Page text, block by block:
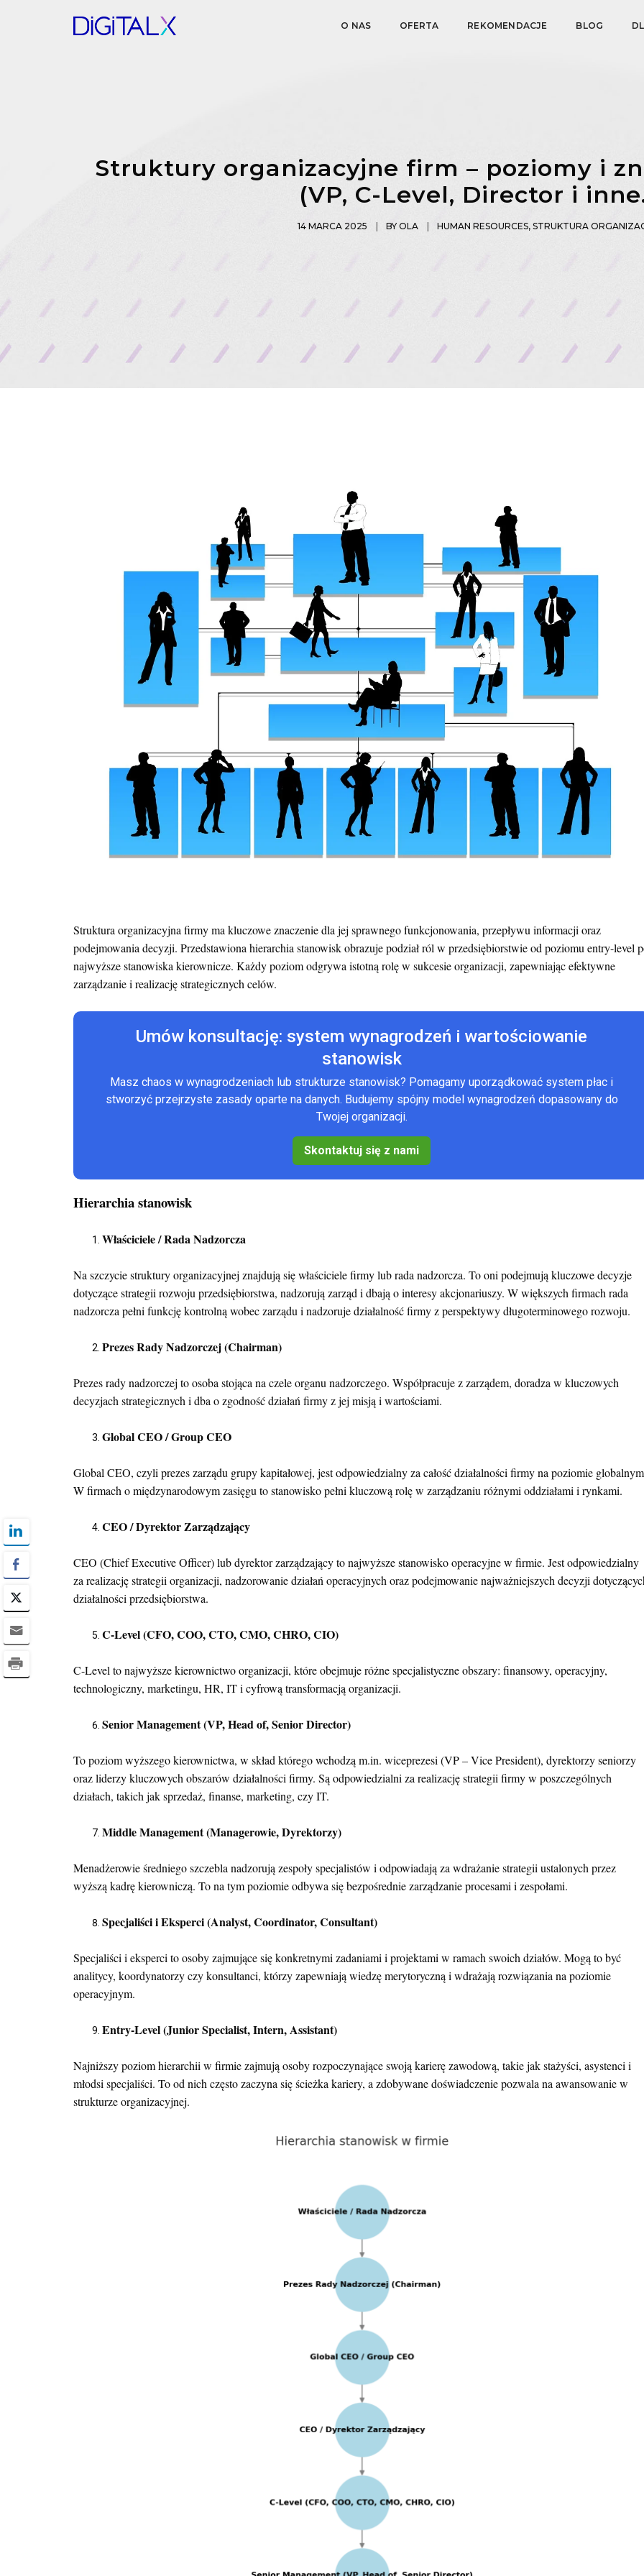
O NAS OFERTA REKOMENDACJE BLOG
Struktury organizacyjne firm – poziomy i
(VP, C-Level, Director i
14 MARCA 2025 BYOLA HUMAN RESOURCES, STRUKTURA
Struktura organizacyjna firmy ma kluczowe znaczenie dla jej sprawnego funkcjonowania, przepływu informacji oraz
podejmowania decyzji. Przedstawiona hierarchia stanowisk obrazuje podział ról w przedsiębiorstwie od poziomu entry-level
najwyższe stanowiska kierownicze. Każdy poziom odgrywa istotną rolę w sukcesie organizacji, zapewniając efektywne
zarządzanie i realizację strategicznych celów.
Umów konsultację: system wynagrodzeń i wartościowanie
stanowisk
Masz chaos w wynagrodzeniach lub strukturze stanowisk? Pomagamy uporządkować system płac i
stworzyć przejrzyste zasady oparte na danych. Budujemy spójny model wynagrodzeń dopasowany do
Twojej organizacji.
Skontaktuj się z nami
Hierarchia stanowisk
Właściciele / Rada Nadzorcza
Na szczycie struktury organizacyjnej znajdują się właściciele firmy lub rada nadzorcza. To oni podejmują kluczowe decyzje
dotyczące strategii rozwoju przedsiębiorstwa, nadzorują zarząd i dbają o interesy akcjonariuszy. W większych firmach rada
nadzorcza pełni funkcję kontrolną wobec zarządu i nadzoruje działalność firmy z perspektywy długoterminowego rozwoju.
Prezes Rady Nadzorczej (Chairman)
Prezes rady nadzorczej to osoba stojąca na czele organu nadzorczego. Współpracuje z zarządem, doradza w kluczowych
decyzjach strategicznych i dba o zgodność działań firmy z jej misją i wartościami.
Global CEO / Group CEO
Global CEO, czyli prezes zarządu grupy kapitałowej, jest odpowiedzialny za całość działalności firmy na poziomie
W firmach o międzynarodowym zasięgu to stanowisko pełni kluczową rolę w zarządzaniu różnymi oddziałami i rynkami.
CEO / Dyrektor Zarządzający
CEO (Chief Executive Officer) lub dyrektor zarządzający to najwyższe stanowisko operacyjne w firmie. Jest odpowiedzialny
za realizację strategii organizacji, nadzorowanie działań operacyjnych oraz podejmowanie najważniejszych decyzji
działalności przedsiębiorstwa.
C-Level (CFO, COO, CTO, CMO, CHRO, CIO)
C-Level to najwyższe kierownictwo organizacji, które obejmuje różne specjalistyczne obszary: finansowy, operacyjny,
technologiczny, marketingu, HR, IT i cyfrową transformacją organizacji.
Senior Management (VP, Head of, Senior Director)
To poziom wyższego kierownictwa, w skład którego wchodzą m.in. wiceprezesi (VP – Vice President), dyrektorzy seniorzy
oraz liderzy kluczowych obszarów działalności firmy. Są odpowiedzialni za realizację strategii firmy w poszczególnych
działach, takich jak sprzedaż, finanse, marketing, czy IT.
Middle Management (Managerowie, Dyrektorzy)
Menadżerowie średniego szczebla nadzorują zespoły specjalistów i odpowiadają za wdrażanie strategii ustalonych przez
wyższą kadrę kierowniczą. To na tym poziomie odbywa się bezpośrednie zarządzanie procesami i zespołami.
Specjaliści i Eksperci (Analyst, Coordinator, Consultant)
Specjaliści i eksperci to osoby zajmujące się konkretnymi zadaniami i projektami w ramach swoich działów. Mogą to być
analitycy, koordynatorzy czy konsultanci, którzy zapewniają wiedzę merytoryczną i wdrażają rozwiązania na poziomie
operacyjnym.
Entry-Level (Junior Specialist, Intern, Assistant)
Najniższy poziom hierarchii w firmie zajmują osoby rozpoczynające swoją karierę zawodową, takie jak stażyści, asystenci i
młodsi specjaliści. To od nich często zaczyna się ścieżka kariery, a zdobywane doświadczenie pozwala na awansowanie w
strukturze organizacyjnej.